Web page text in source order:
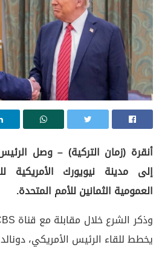
أنقرة (زمان التركية) – وصل
إلى مدينة نيويورك الأمريكية
العمومية الثمانين للأمم المتحدة.
يخطط للقاء الرئيس الأمريكي،